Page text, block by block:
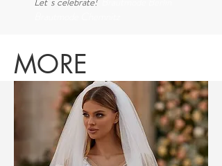
MORE